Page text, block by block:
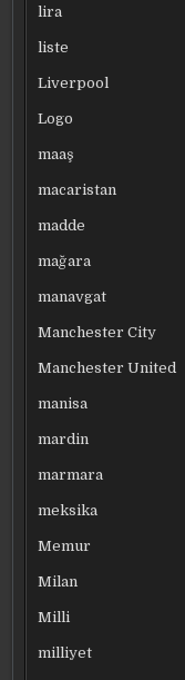
lira
liste
Liverpool
Logo
maaş
macaristan
madde
mağara
manavgat
Manchester City
Manchester United
manisa
mardin
marmara
meksika
Memur
Milan
Milli
milliyet